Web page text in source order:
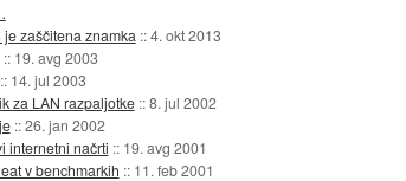
je zaščitena znamka ::4. okt 2013
:: 19. avg 2003
:: 14. jul 2003
za LAN razpaljotke ::8. jul 2002
::26. jan 2002
internetni načrti :: 19. avg 2001
v benchmarkih :: 11. feb 2001